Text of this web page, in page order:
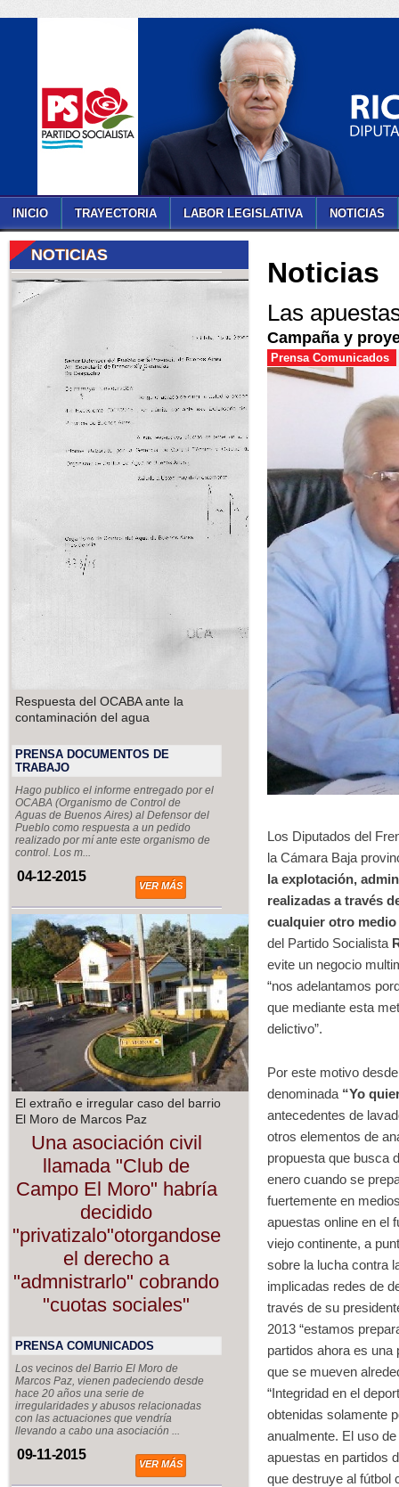
INICIO TRAYECTORIA LABOR LEGISLATIVA NOTICIAS
NOTICIAS
Respuesta del OCABA ante la
contaminación del agua
PRENSA DOCUMENTOS DE
TRABAJO
Hago publico el informe entregado por el
OCABA (Organismo de Control de
Aguas de Buenos Aires) al Defensor del
Pueblo como respuesta a un pedido
realizado por mí ante este organismo de
control. Los m...
04-12-2015
VER MÁS
El extraño e irregular caso del barrio
El Moro de Marcos Paz
Una asociación civil
llamada "Club de
Campo El Moro" habría
decidido
"privatizalo"otorgandose
el derecho a
"admnistrarlo" cobrando
"cuotas sociales"
PRENSA COMUNICADOS
Los vecinos del Barrio El Moro de
Marcos Paz, vienen padeciendo desde
hace 20 años una serie de
irregularidades y abusos relacionadas
con las actuaciones que vendría
llevando a cabo una asociación ...
09-11-2015
VER MÁS
Noticias
Las
Campaña y
Prensa Comunicados
Los Diputados del
la Cámara Baja
la explotación,
realizadas a través
cualquier otro
del Partido Socialista
evite un negocio
“nos adelantamos
que mediante esta
delictivo”.
Por este motivo
denominada “Yo
antecedentes de
otros elementos de
propuesta que busca
enero cuando se
fuertemente en
apuestas online en el
viejo continente, a
sobre la lucha contra
implicadas redes de
través de su
2013 “estamos
partidos ahora es una
que se mueven
“Integridad en el
obtenidas solamente
anualmente. El uso
apuestas en partidos
que destruye al fútbol